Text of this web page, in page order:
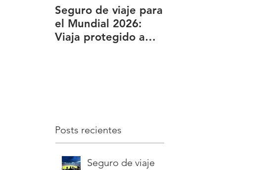
Seguro de viaje para
el Mundial 2026:
Viaja protegido a
Posts recientes
Seguro de viaje